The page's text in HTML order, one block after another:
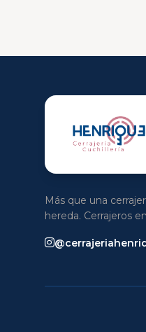
Más que una
hereda. Cerrajeros